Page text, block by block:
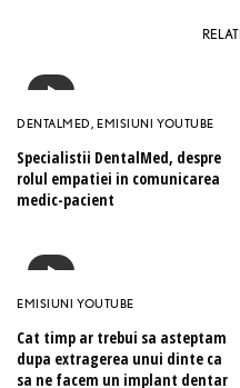
DENTALMED,EMISIUNI YOUTUBE
Specialistii DentalMed, despre
rolul empatiei in comunicarea
medic-pacient
EMISIUNI YOUTUBE
Cat timp ar trebui sa asteptam
dupa extragerea unui dinte ca
sa ne facem un implant dentar